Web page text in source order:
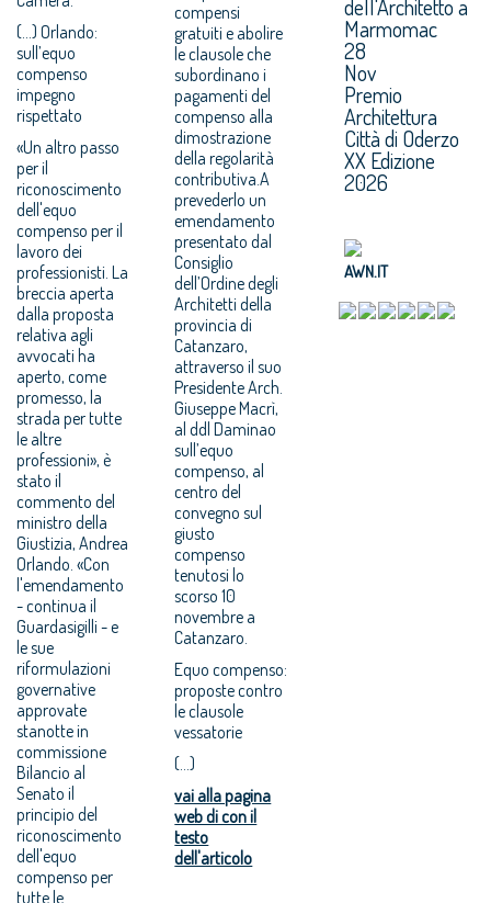
(...) Orlando:
sull’equo
compenso
impegno
rispettato
«Un altro passo
per il
riconoscimento
dell'equo
compenso per il
lavoro dei
professionisti. La
breccia aperta
dalla proposta
relativa agli
avvocati ha
aperto, come
promesso, la
strada per tutte
le altre
professioni», è
stato il
commento del
ministro della
Giustizia, Andrea
Orlando. «Con
l'emendamento
- continua il
Guardasigilli - e
le sue
riformulazioni
governative
approvate
stanotte in
commissione
Bilancio al
Senato il
principio del
riconoscimento
dell'equo
compenso per
tutte le
compensi
gratuiti e abolire
le clausole che
subordinano i
pagamenti del
compenso alla
dimostrazione
della regolarità
contributiva.A
prevederlo un
emendamento
presentato dal
Consiglio
dell’Ordine degli
Architetti della
provincia di
Catanzaro,
attraverso il suo
Presidente Arch.
Giuseppe Macrì,
al ddl Daminao
sull’equo
compenso, al
centro del
convegno sul
giusto
compenso
tenutosi lo
scorso 10
novembre a
Catanzaro.
Equo compenso:
proposte contro
le clausole
vessatorie
(...)
vai alla pagina
web di con il
testo
dell'articolo
dell'Architetto a
Marmomac
28
Nov
Premio
Architettura
Città di Oderzo
XX Edizione
2026
AWN.IT